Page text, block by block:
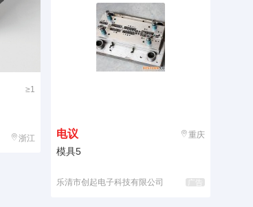
≥1
浙江 电议 重庆
模具5
乐清市创起电子科技有限公司 广告